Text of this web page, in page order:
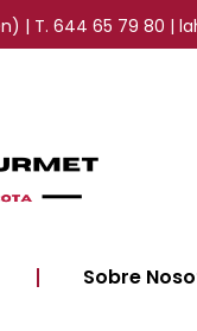
| T. 644 65 79 80 |
Sobre